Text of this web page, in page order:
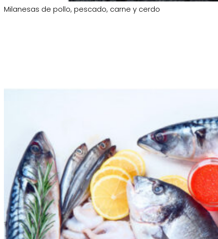
Milanesas de pollo, pescado, carne y cerdo